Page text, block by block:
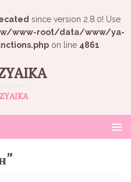
since version 2.8.0! Use
www-root/data/www/ya-
on line 4861